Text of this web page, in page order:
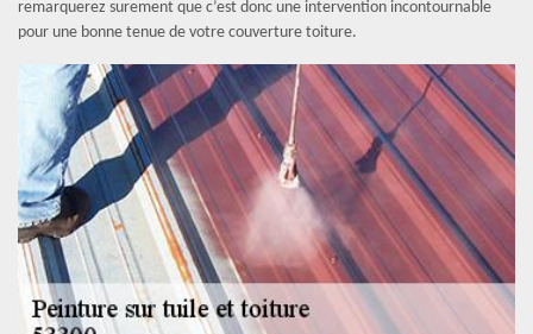
remarquerez surement que c’est donc une intervention incontournable
pour une bonne tenue de votre couverture toiture.